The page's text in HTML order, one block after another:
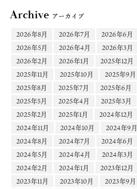
Archive アーカイブ
2026年8月
2026年7月
2026年6月
2026年5月
2026年4月
2026年3月
2026年2月
2026年1月
2025年12月
2025年11月
2025年10月
2025年9月
2025年8月
2025年7月
2025年6月
2025年5月
2025年4月
2025年3月
2025年2月
2025年1月
2024年12月
2024年11月
2024年10月
2024年9月
2024年8月
2024年7月
2024年6月
2024年5月
2024年4月
2024年3月
2024年2月
2024年1月
2023年12月
2023年11月
2023年10月
2023年9月